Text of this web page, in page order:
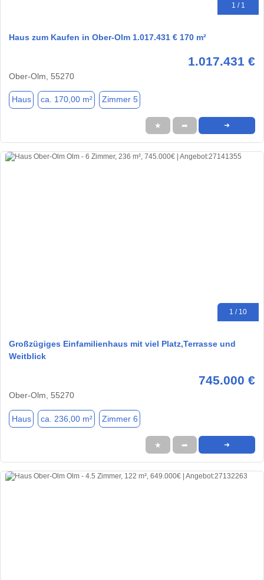
1 / 1
Haus zum Kaufen in Ober-Olm 1.017.431 € 170 m²
1.017.431 €
Ober-Olm, 55270
Haus ca. 170,00 m² Zimmer 5
★ ➦ ➜
1 / 10
Großzügiges Einfamilienhaus mit viel Platz,Terrasse und
Weitblick
745.000 €
Ober-Olm, 55270
Haus ca. 236,00 m² Zimmer 6
★ ➦ ➜